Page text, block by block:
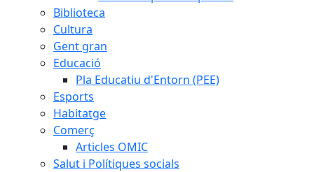
Biblioteca
Cultura
Gent gran
Educació
Pla Educatiu d'Entorn (PEE)
Esports
Habitatge
Comerç
Articles OMIC
Salut i Polítiques socials